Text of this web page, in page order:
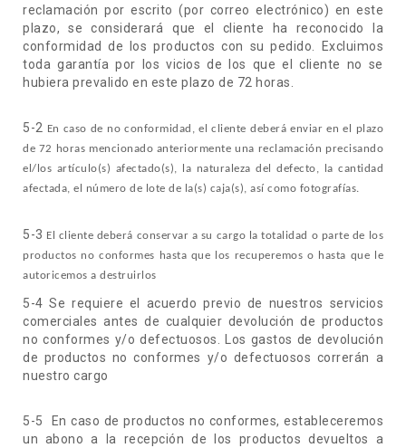
reclamación por escrito (por correo electrónico) en este
plazo, se considerará que el cliente ha reconocido la
conformidad de los productos con su pedido. Excluimos
toda garantía por los vicios de los que el cliente no se
hubiera prevalido en este plazo de 72 horas.
5-2 En caso de no conformidad, el cliente deberá enviar en el plazo
de 72 horas mencionado anteriormente una reclamación precisando
el/los artículo(s) afectado(s), la naturaleza del defecto, la cantidad
afectada, el número de lote de la(s) caja(s), así como fotografías.
5-3 El cliente deberá conservar a su cargo la totalidad o parte de los
productos no conformes hasta que los recuperemos o hasta que le
autoricemos a destruirlos
5-4 Se requiere el acuerdo previo de nuestros servicios
comerciales antes de cualquier devolución de productos
no conformes y/o defectuosos. Los gastos de devolución
de productos no conformes y/o defectuosos correrán a
nuestro cargo
5-5 En caso de productos no conformes, estableceremos
un abono a la recepción de los productos devueltos a